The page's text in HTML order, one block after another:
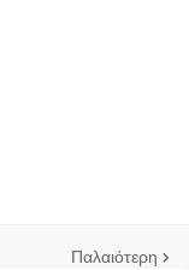
Παλαιότερη